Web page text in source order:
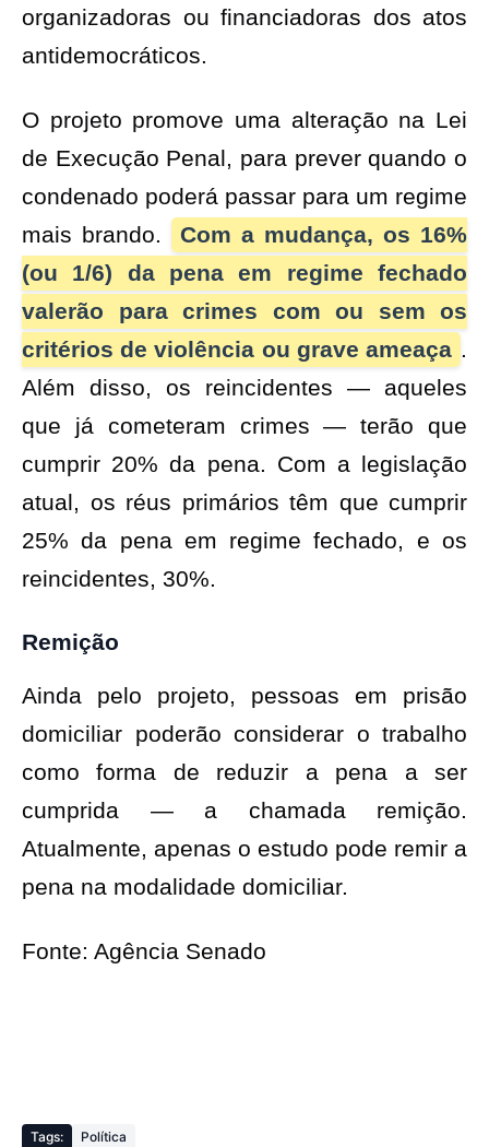
organizadoras ou financiadoras dos atos
antidemocráticos.
O projeto promove uma alteração na Lei
de Execução Penal, para prever quando o
condenado poderá passar para um regime
mais brando.
Com a mudança, os 16%
(ou 1/6) da pena em regime fechado
valerão para crimes com ou sem os
critérios de violência ou grave ameaça .
Além disso, os reincidentes — aqueles
que já cometeram crimes — terão que
cumprir 20% da pena. Com a legislação
atual, os réus primários têm que cumprir
25% da pena em regime fechado, e os
reincidentes, 30%.
Remição
Ainda pelo projeto, pessoas em prisão
domiciliar poderão considerar o trabalho
como forma de reduzir a pena a ser
cumprida — a chamada remição.
Atualmente, apenas o estudo pode remir a
pena na modalidade domiciliar.
Fonte: Agência Senado
Tags: Política